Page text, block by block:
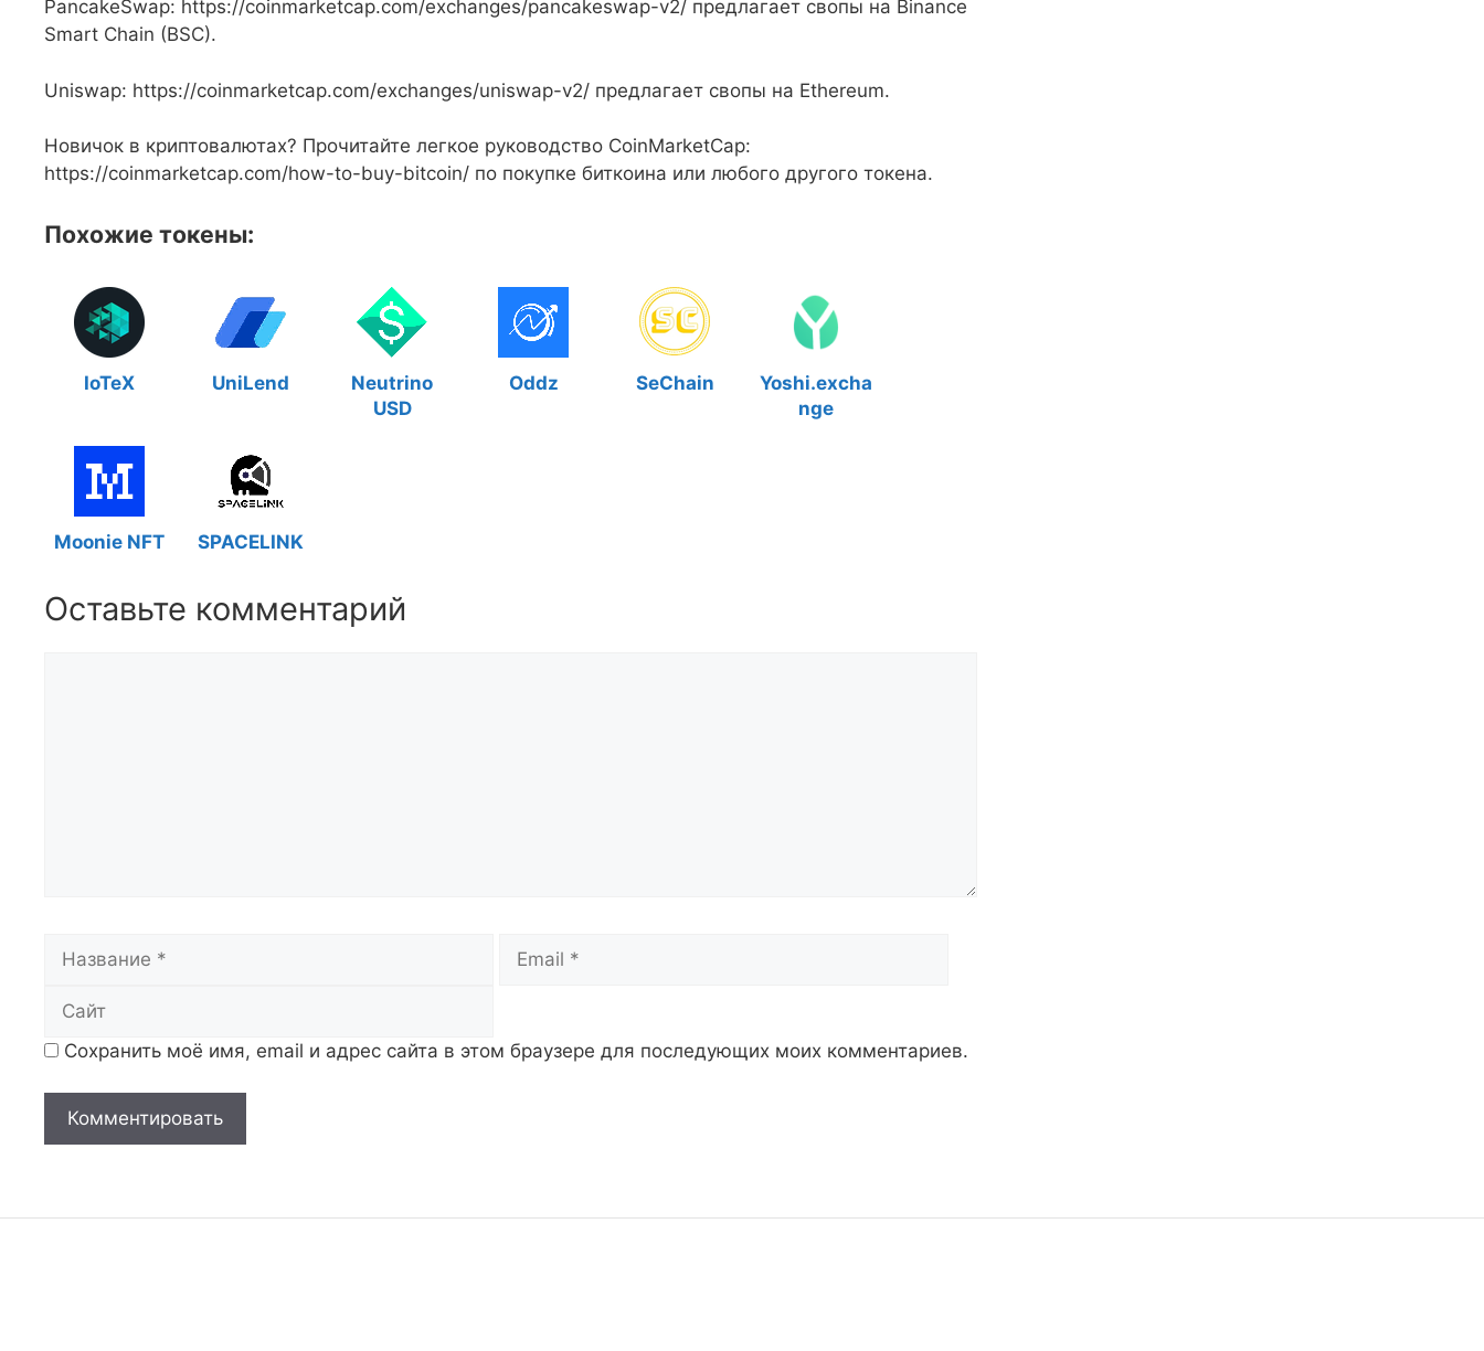
PancakeSwap: https://coinmarketcap.com/exchanges/pancakeswap-v2/ предлагает свопы на Binance
Smart Chain (BSC).
Uniswap: https://coinmarketcap.com/exchanges/uniswap-v2/ предлагает свопы на Ethereum.
Новичок в криптовалютах? Прочитайте легкое руководство CoinMarketCap:
https://coinmarketcap.com/how-to-buy-bitcoin/ по покупке биткоина или любого другого токена.
Похожие токены:
IoTeX UniLend
Neutrino
USD
Oddz SeChain
Yoshi.excha
nge
Moonie NFT SPACELINK
Оставьте комментарий
Сохранить моё имя, email и адрес сайта в этом браузере для последующих моих комментариев.